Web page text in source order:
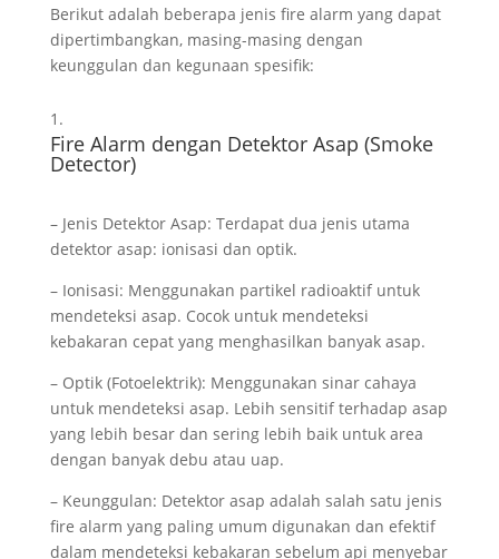
Berikut adalah beberapa jenis fire alarm yang dapat
dipertimbangkan, masing-masing dengan
keunggulan dan kegunaan spesifik:
Fire Alarm dengan Detektor Asap (Smoke
Detector)
– Jenis Detektor Asap: Terdapat dua jenis utama
detektor asap: ionisasi dan optik.
– Ionisasi: Menggunakan partikel radioaktif untuk
mendeteksi asap. Cocok untuk mendeteksi
kebakaran cepat yang menghasilkan banyak asap.
– Optik (Fotoelektrik): Menggunakan sinar cahaya
untuk mendeteksi asap. Lebih sensitif terhadap asap
yang lebih besar dan sering lebih baik untuk area
dengan banyak debu atau uap.
– Keunggulan: Detektor asap adalah salah satu jenis
fire alarm yang paling umum digunakan dan efektif
dalam mendeteksi kebakaran sebelum api menyebar